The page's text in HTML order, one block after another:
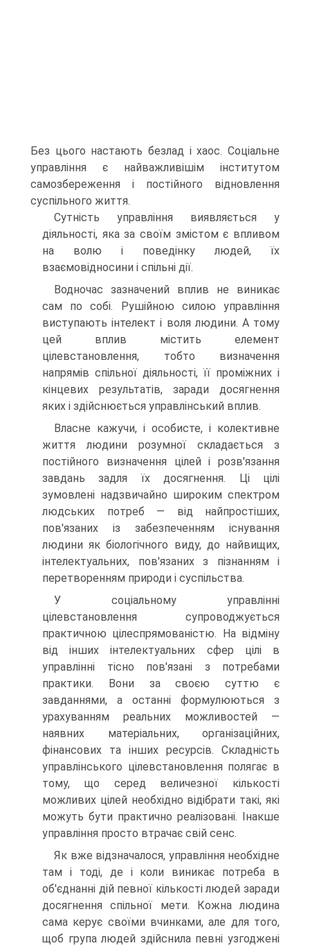
Без цього настають безлад і хаос. Соціальне
управління є найважливішім інститутом
самозбереження і постійного відновлення
суспільного життя.
Сутність управління виявляється у
діяльності, яка за своїм змістом є впливом
на волю і поведінку людей, їх
взаємовідносини і спільні дії.
Водночас зазначений вплив не виникає
сам по собі. Рушійною силою управління
виступають інтелект і воля людини. А тому
цей вплив містить елемент
цілевстановлення, тобто визначення
напрямів спільної діяльності, її проміжних і
кінцевих результатів, заради досягнення
яких і здійснюється управлінський вплив.
Власне кажучи, і особисте, і колективне
життя людини розумної складається з
постійного визначення цілей і розв'язання
завдань задля їх досягнення. Ці цілі
зумовлені надзвичайно широким спектром
людських потреб — від найпростіших,
пов'язаних із забезпеченням існування
людини як біологічного виду, до найвищих,
інтелектуальних, пов'язаних з пізнанням і
перетворенням природи і суспільства.
У соціальному управлінні
цілевстановлення супроводжується
практичною цілеспрямованістю. На відміну
від інших інтелектуальних сфер цілі в
управлінні тісно пов'язані з потребами
практики. Вони за своєю суттю є
завданнями, а останні формулюються з
урахуванням реальних можливостей —
наявних матеріальних, організаційних,
фінансових та інших ресурсів. Складність
управлінського цілевстановлення полягає в
тому, що серед величезної кількості
можливих цілей необхідно відібрати такі, які
можуть бути практично реалізовані. Інакше
управління просто втрачає свій сенс.
Як вже відзначалося, управління необхідне
там і тоді, де і коли виникає потреба в
об'єднанні дій певної кількості людей заради
досягнення спільної мети. Кожна людина
сама керує своїми вчинками, але для того,
щоб група людей здійснила певні узгоджені